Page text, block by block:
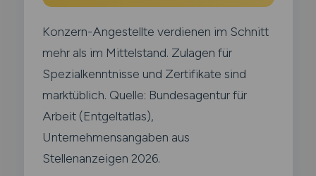
Konzern-Angestellte verdienen im Schnitt
mehr als im Mittelstand. Zulagen für
Spezialkenntnisse und Zertifikate sind
marktüblich. Quelle: Bundesagentur für
Arbeit (Entgeltatlas),
Unternehmensangaben aus
Stellenanzeigen 2026.